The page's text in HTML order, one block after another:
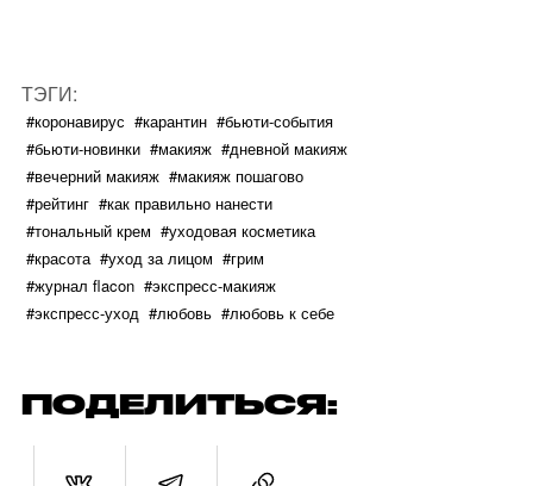
ТЭГИ:
#коронавирус #карантин #бьюти-события
#бьюти-новинки #макияж #дневной макияж
#вечерний макияж #макияж пошагово
#рейтинг #как правильно нанести
#тональный крем #уходовая косметика
#красота #уход за лицом #грим
#журнал flacon #экспресс-макияж
#экспресс-уход #любовь #любовь к себе
ПОДЕЛИТЬСЯ: